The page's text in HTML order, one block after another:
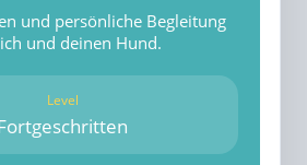
und persönliche Begleitung
und deinen Hund.
Level